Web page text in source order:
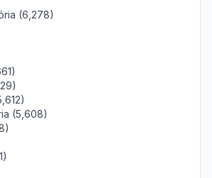
(6,278)
(5,608)